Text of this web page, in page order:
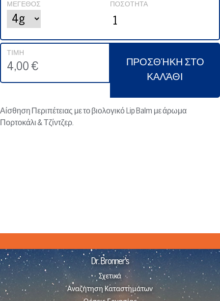
ΜΈΓΕΘΟΣ ΠΟΣΌΤΗΤΑ
ΤΙΜΉ
4,00 €
ΠΡΟΣΘΉΚΗ ΣΤΟ
ΚΑΛΆΘΙ
Αίσθηση Περιπέτειας με το βιολογικό Lip Balm με άρωμα
Πορτοκάλι & Τζίντζερ.
Dr. Bronner's
Σχετικά
Αναζήτηση Καταστημάτων